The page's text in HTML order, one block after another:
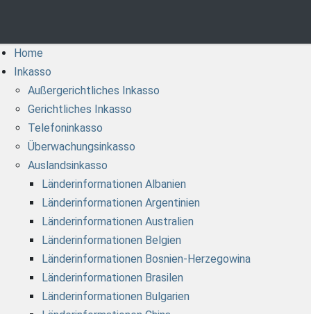
Home
Inkasso
Außergerichtliches Inkasso
Gerichtliches Inkasso
Telefoninkasso
Überwachungsinkasso
Auslandsinkasso
Länderinformationen Albanien
Länderinformationen Argentinien
Länderinformationen Australien
Länderinformationen Belgien
Länderinformationen Bosnien-Herzegowina
Länderinformationen Brasilen
Länderinformationen Bulgarien